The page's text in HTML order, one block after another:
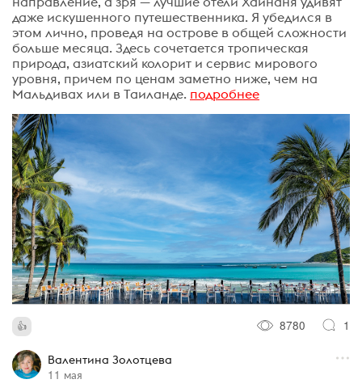
даже искушенного путешественника. Я убедился в
этом лично, проведя на острове в общей сложности
больше месяца. Здесь сочетается тропическая
природа, азиатский колорит и сервис мирового
уровня, причем по ценам заметно ниже, чем на
Мальдивах или в Таиланде. подробнее
8780 1
Валентина Золотцева
11 мая